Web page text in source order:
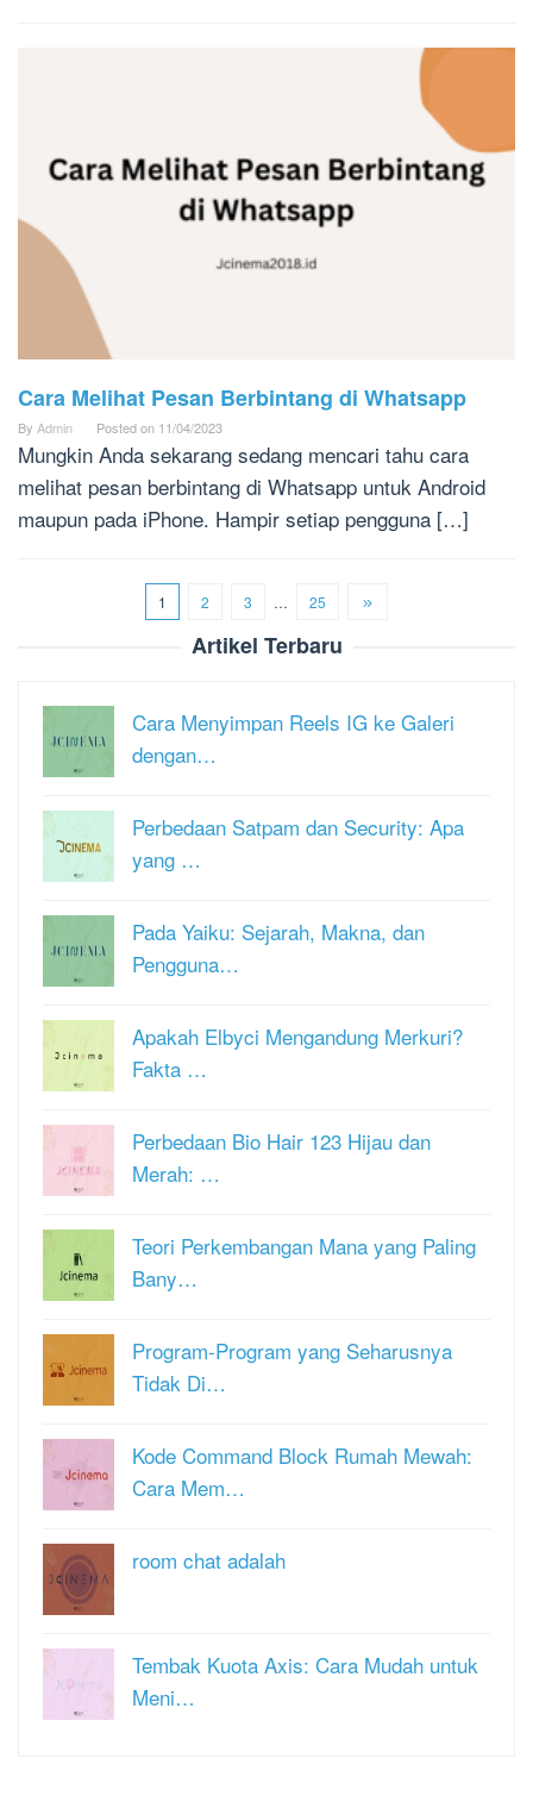
Cara Melihat Pesan Berbintang di Whatsapp
By Admin Posted on 11/04/2023
Mungkin Anda sekarang sedang mencari tahu cara
melihat pesan berbintang di Whatsapp untuk Android
maupun pada iPhone. Hampir setiap pengguna […]
1 2 3 … 25
Artikel Terbaru
Cara Menyimpan Reels IG ke Galeri
dengan…
Perbedaan Satpam dan Security: Apa
yang …
Pada Yaiku: Sejarah, Makna, dan
Pengguna…
Apakah Elbyci Mengandung Merkuri?
Fakta …
Perbedaan Bio Hair 123 Hijau dan
Merah: …
Teori Perkembangan Mana yang Paling
Bany…
Program-Program yang Seharusnya
Tidak Di…
Kode Command Block Rumah Mewah:
Cara Mem…
room chat adalah
Tembak Kuota Axis: Cara Mudah untuk
Meni…